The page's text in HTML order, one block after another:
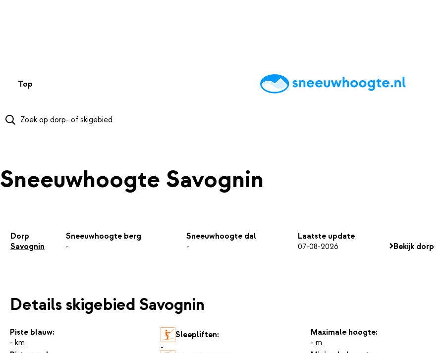
Top 50 AccommodatiesTipsReviewsLive updatesApp
Sneeuwhoogte Savognin
Dorp Sneeuwhoogte berg Sneeuwhoogte dal
Laatste update
Savognin
- - 07-08-2026 Bekijk dorp
Details skigebied Savognin
Piste blauw:
- km
Sleepliften:
-
Maximale hoogte:
- m